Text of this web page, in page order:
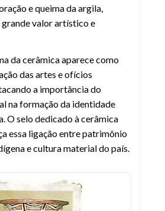
e queima da argila,
grande valor artístico e
da cerâmica aparece como
das artes e ofícios
a importância do
na formação da identidade
O selo dedicado à cerâmica
essa ligação entre patrimônio
e cultura material do país.